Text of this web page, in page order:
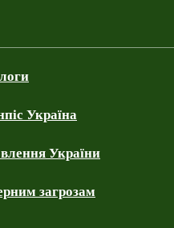
Україна
України
загрозам